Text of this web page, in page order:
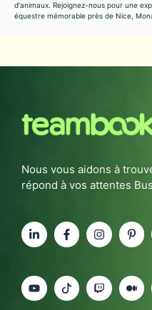
d'animaux. Rejoignez-nous pour une
équestre mémorable près de Nice,
Nous vous aidons à
répond à vos attentes